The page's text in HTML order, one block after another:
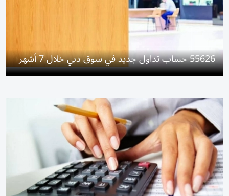
55626 حساب تداول جديد في سوق دبي خلال 7 أشهر